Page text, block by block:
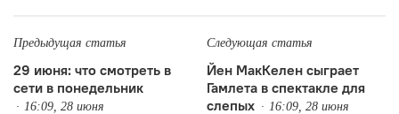
Предыдущая статья
29 июня: что смотреть в
сети в понедельник
16:09, 28 июня
Следующая статья
Йен МакКелен сыграет
Гамлета в спектакле для
слепых
16:09, 28 июня